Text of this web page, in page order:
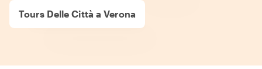
Tours Delle Città a Verona